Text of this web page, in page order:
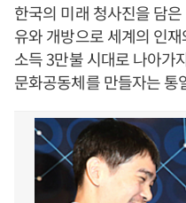
한국의 미래 청사진을 담
유와 개방으로 세계의 인
소득 3만불 시대로 나아가
문화공동체를 만들자는 통